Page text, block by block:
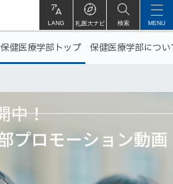
LANG 札医大ナビ
サ
イ
内
検索 MENU
保健医療学部トップ
保健医療学部につい